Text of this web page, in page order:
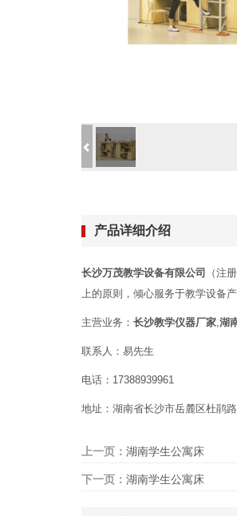
产品详细介绍
长沙万茂教学设备有限公司
（注
上的原则，倾心服务于教学设备产
主营业务： 长沙教学仪器厂家,湖
联系人：易先生
电话：17388939961
地址：湖南省长沙市岳麓区杜鹃
上一页： 湖南学生公寓床
下一页： 湖南学生公寓床